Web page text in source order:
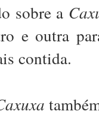
sobre a
e outra
contida.